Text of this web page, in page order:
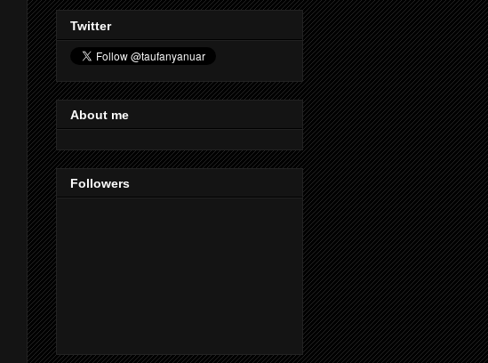
Twitter
About me
Followers